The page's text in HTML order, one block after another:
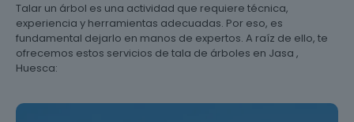
Talar un árbol es una actividad que requiere técnica,
experiencia y herramientas adecuadas. Por eso, es
fundamental dejarlo en manos de expertos. A raíz de ello, te
ofrecemos estos servicios de tala de árboles en Jasa ,
Huesca: